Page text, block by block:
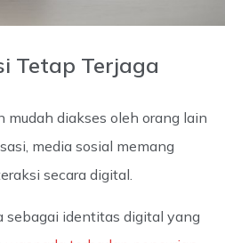
Tetap Terjaga
mudah diakses oleh orang lain
media sosial memang
secara digital.
sebagai identitas digital yang